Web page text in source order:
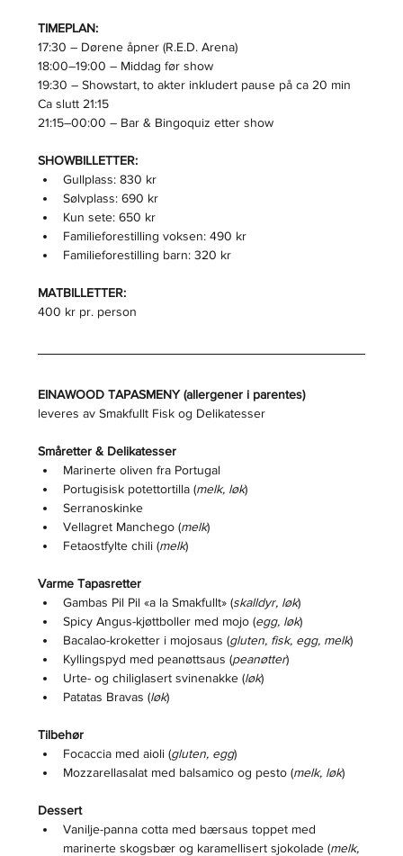
TIMEPLAN:
17:30 – Dørene åpner (R.E.D. Arena)
18:00–19:00 – Middag før show
19:30 – Showstart, to akter inkludert pause på ca 20 min
Ca slutt 21:15
21:15–00:00 – Bar & Bingoquiz etter show
SHOWBILLETTER:
Gullplass: 830 kr
Sølvplass: 690 kr
Kun sete: 650 kr
Familieforestilling voksen: 490 kr
Familieforestilling barn: 320 kr
MATBILLETTER:
400 kr pr. person
EINAWOOD TAPASMENY (allergener i parentes)
leveres av Smakfullt Fisk og Delikatesser
Småretter & Delikatesser
Marinerte oliven fra Portugal
Portugisisk potettortilla (melk, løk)
Serranoskinke
Vellagret Manchego (melk)
Fetaostfylte chili (melk)
Varme Tapasretter
Gambas Pil Pil «a la Smakfullt» (skalldyr, løk)
Spicy Angus-kjøttboller med mojo (egg, løk)
Bacalao-kroketter i mojosaus (gluten, fisk, egg, melk)
Kyllingspyd med peanøttsaus (peanøtter)
Urte- og chiliglasert svinenakke (løk)
Patatas Bravas (løk)
Tilbehør
Focaccia med aioli (gluten, egg)
Mozzarellasalat med balsamico og pesto (melk, løk)
Dessert
Vanilje-panna cotta med bærsaus toppet med
marinerte skogsbær og karamellisert sjokolade (melk,